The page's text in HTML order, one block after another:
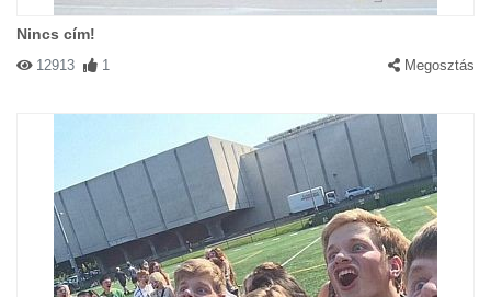
Nincs cím!
12913 1 Megosztás